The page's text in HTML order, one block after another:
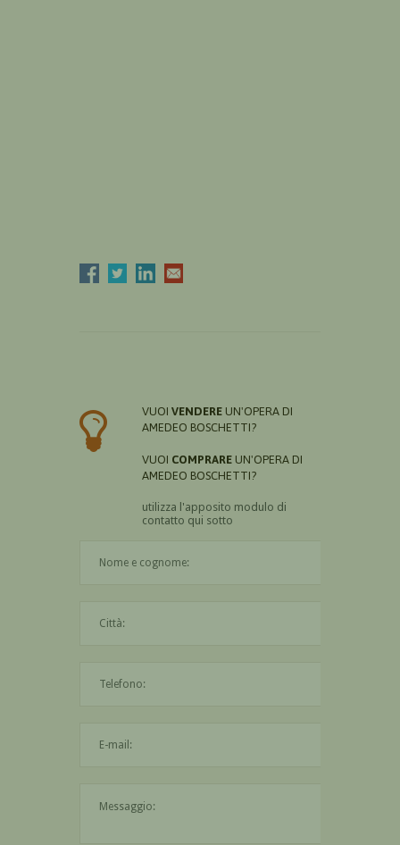
VUOI VENDERE UN'OPERA DI
AMEDEO BOSCHETTI?
VUOI COMPRARE UN'OPERA DI
AMEDEO BOSCHETTI?
utilizza l'apposito modulo di
contatto qui sotto